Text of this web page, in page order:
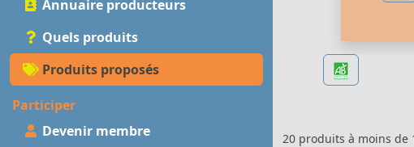
Annuaire producteurs
Quels produits
Produits proposés
Participer
Devenir membre
20 produits à moins de